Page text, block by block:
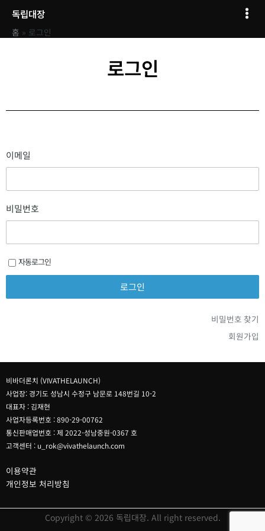
건너뛰기
독립대장
홈 로그인
로그인
이메일
비밀번호
자동로그인
비밀번호 찾기
회원가입
비바더론치 (VIVATHELAUNCH)
사업장: 경기도 성남시 수정구 남문로 148번길 10-2
대표자 : 김재현
사업자등록번호 : 890-29-00762
통신판매업번호 : 제 2022-성남중원-0367 호
고객센터 : u_rok@vivathelaunch.com
이용약관
개인정보 처리방침
Copyright © 2026 독립대장. All right reserved.